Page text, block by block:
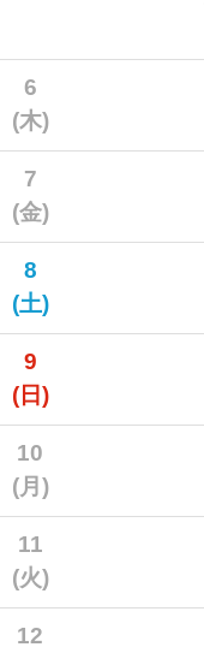
6
(木)
7
(金)
8
(土)
9
(日)
10
(月)
11
(火)
12